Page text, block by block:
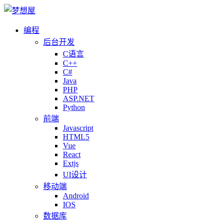
编程
后台开发
C语言
C++
C#
Java
PHP
ASP.NET
Python
前端
Javascript
HTML5
Vue
React
Extjs
UI设计
移动端
Android
IOS
数据库